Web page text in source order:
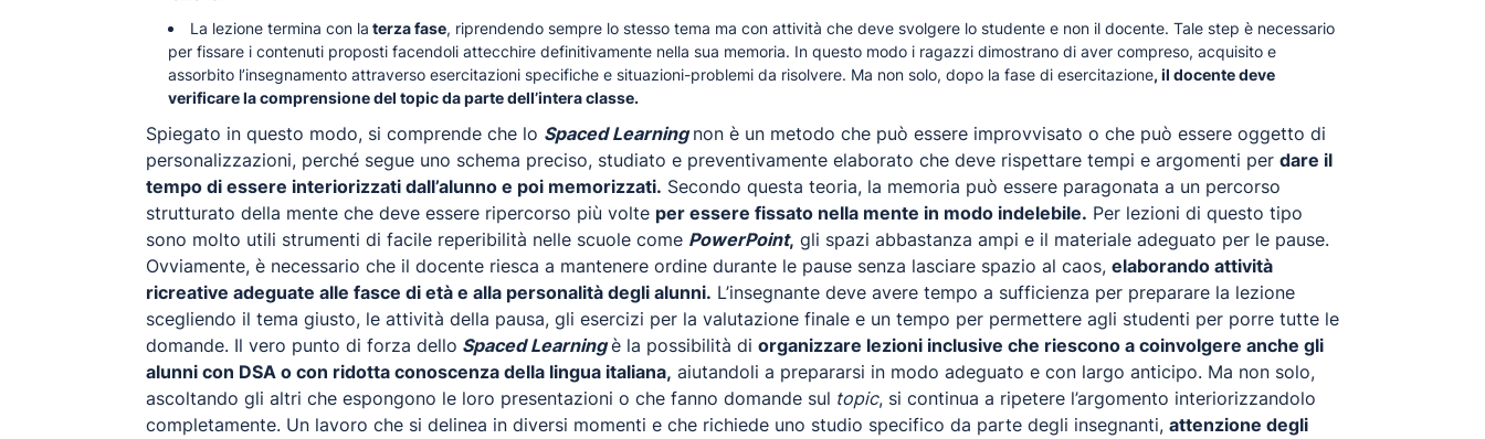
La lezione termina con la terza fase, riprendendo sempre lo stesso tema ma con attività che deve svolgere lo studente e non il docente. Tale step è necessario
per fissare i contenuti proposti facendoli attecchire definitivamente nella sua memoria. In questo modo i ragazzi dimostrano di aver compreso, acquisito e
assorbito l’insegnamento attraverso esercitazioni specifiche e situazioni-problemi da risolvere. Ma non solo, dopo la fase di esercitazione, il docente deve
verificare la comprensione del topic da parte dell’intera classe.
Spiegato in questo modo, si comprende che lo Spaced Learning non è un metodo che può essere improvvisato o che può essere oggetto di
personalizzazioni, perché segue uno schema preciso, studiato e preventivamente elaborato che deve rispettare tempi e argomenti per dare il
tempo di essere interiorizzati dall’alunno e poi memorizzati. Secondo questa teoria, la memoria può essere paragonata a un percorso
strutturato della mente che deve essere ripercorso più volte per essere fissato nella mente in modo indelebile. Per lezioni di questo tipo
sono molto utili strumenti di facile reperibilità nelle scuole come PowerPoint, gli spazi abbastanza ampi e il materiale adeguato per le pause.
Ovviamente, è necessario che il docente riesca a mantenere ordine durante le pause senza lasciare spazio al caos, elaborando attività
ricreative adeguate alle fasce di età e alla personalità degli alunni. L’insegnante deve avere tempo a sufficienza per preparare la lezione
scegliendo il tema giusto, le attività della pausa, gli esercizi per la valutazione finale e un tempo per permettere agli studenti per porre tutte le
domande. Il vero punto di forza dello Spaced Learning è la possibilità di organizzare lezioni inclusive che riescono a coinvolgere anche gli
alunni con DSA o con ridotta conoscenza della lingua italiana, aiutandoli a prepararsi in modo adeguato e con largo anticipo. Ma non solo,
ascoltando gli altri che espongono le loro presentazioni o che fanno domande sul topic, si continua a ripetere l’argomento interiorizzandolo
completamente. Un lavoro che si delinea in diversi momenti e che richiede uno studio specifico da parte degli insegnanti, attenzione degli